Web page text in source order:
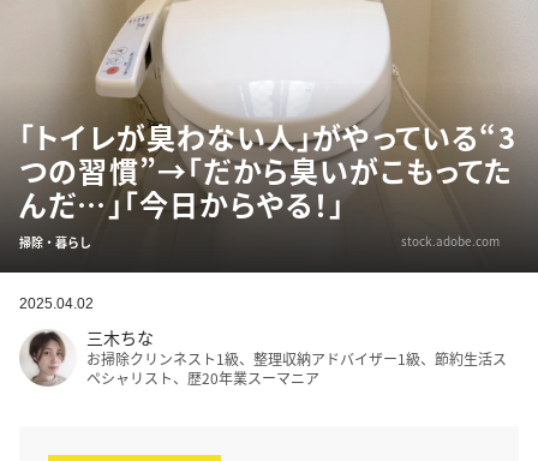
「トイレが臭わない人」がやっている“3
つの習慣”→「だから臭いがこもってた
んだ…」「今日からやる！」
掃除・暮らし stock.adobe.com
2025.04.02
三木ちな
お掃除クリンネスト1級、整理収納アドバイザー1級、節約生活ス
ペシャリスト、歴20年業スーマニア